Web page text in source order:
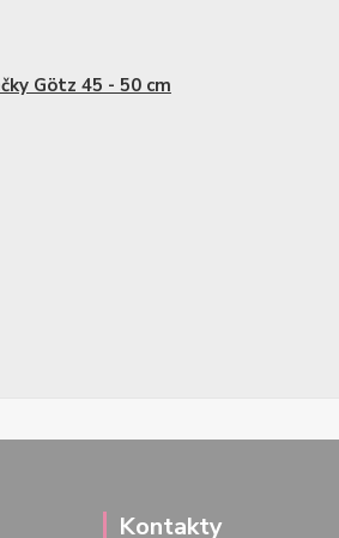
Götz 45 - 50 cm
Kontakty